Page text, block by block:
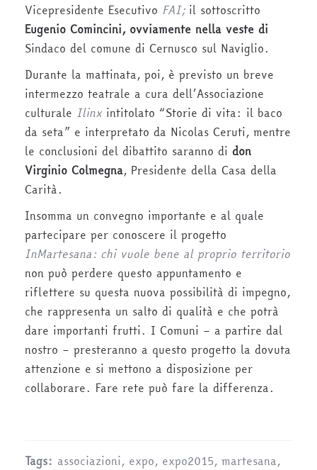
Vicepresidente Esecutivo FAI; il sottoscritto
Eugenio Comincini, ovviamente nella veste di
Sindaco del comune di Cernusco sul Naviglio.
Durante la mattinata, poi, è previsto un breve
intermezzo teatrale a cura dell’Associazione
culturale Ilinx intitolato “Storie di vita: il baco
da seta” e interpretato da Nicolas Ceruti, mentre
le conclusioni del dibattito saranno di don
Virginio Colmegna, Presidente della Casa della
Carità.
Insomma un convegno importante e al quale
partecipare per conoscere il progetto
InMartesana: chi vuole bene al proprio territorio
non può perdere questo appuntamento e
riflettere su questa nuova possibilità di impegno,
che rappresenta un salto di qualità e che potrà
dare importanti frutti. I Comuni – a partire dal
nostro – presteranno a questo progetto la dovuta
attenzione e si mettono a disposizione per
collaborare. Fare rete può fare la differenza.
Tags: associazioni, expo, expo2015, martesana,